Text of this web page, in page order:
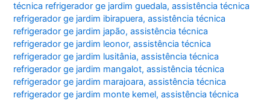
técnica refrigerador ge jardim guedala,assistência técnica
refrigerador ge jardim ibirapuera,assistência técnica
refrigerador ge jardim japão,assistência técnica
refrigerador ge jardim leonor,assistência técnica
refrigerador ge jardim lusitânia,assistência técnica
refrigerador ge jardim mangalot,assistência técnica
refrigerador ge jardim marajoara,assistência técnica
refrigerador ge jardim monte kemel,assistência técnica